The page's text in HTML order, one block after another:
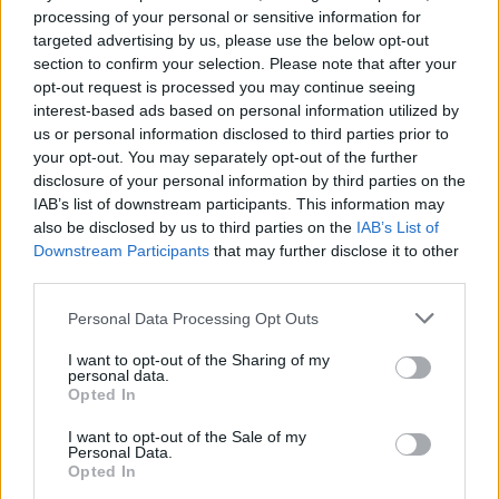
processing of your personal or sensitive information for
targeted advertising by us, please use the below opt-out
section to confirm your selection. Please note that after your
opt-out request is processed you may continue seeing
interest-based ads based on personal information utilized by
us or personal information disclosed to third parties prior to
your opt-out. You may separately opt-out of the further
disclosure of your personal information by third parties on the
IAB’s list of downstream participants. This information may
also be disclosed by us to third parties on the IAB’s List of
Downstream Participants that may further disclose it to other
Personal Data Processing Opt Outs
I want to opt-out of the Sharing of my
personal data.
Opted In
I want to opt-out of the Sale of my
Personal Data.
Opted In
ειδών που διατίθενται σε πάγκους λαϊκών αγορών).
Επισήμανση 8η: όσοι επιλέξουν να πληρωθούν σε
τραπεζικό λογαριασμό αντί κάρτας, θα μπορούν να
ξοδέψουν όπου θέλουν και όσα θέλουν (ή και
τίποτα απολύτως) από τα χρήματα που θα λάβουν.
Θα είναι ένα επίδομα δηλαδή (αν και «κουρεμένο»
κατά 20%) για το οποίο δεν θα ζητηθούν
αποδείξεις ή άλλα δικαιολογητικά και μέσα
δαπανών.
4. η λίστα των αγορών που θα επιδοτούνται: αν και
τροφίμων, η επιδότηση θα καλύπτει και ό,τι άλλο
πωλουν τα καταστήματα αυτά: πχ από καθαριστικά
ή χαρτικά μέχρι είδη κουζίνας, λευκά είδη, ρούχα,
σχολικά κλπ